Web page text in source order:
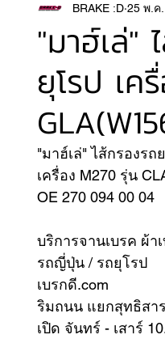
LEXUS ยาง
MAHLE
FORD
Martin
"มาฮ์เล่"
ยุโรป เค
BRAKE :D 25 พ.ค
"มาฮ์เล่" ไส้กรองร
เครื่อง M270 รุ่น
OE 270 094 00 04
บริการจานเบรค ผ้า
รถญี่ปุ่น / รถยุโรป
เบรกดี.com
ริมถนน แยกสุทธิสา
เปิด จันทร์ - เสาร์